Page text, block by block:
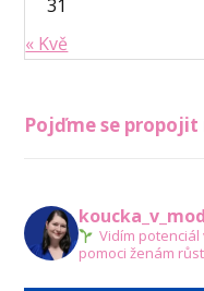
31
« Kvě
Pojďme se
Vidím potenciál
pomoci ženám